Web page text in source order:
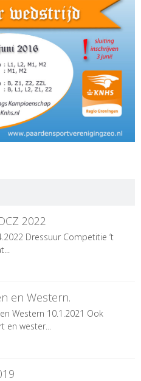
2022
Dressuur Competitie ’t
en Western.
Western 10.1.2021 Ook
en wester...